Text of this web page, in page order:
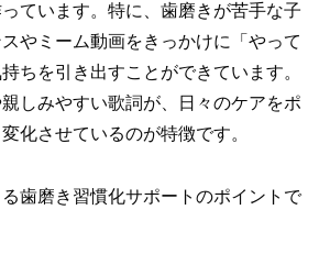
ています。特に、歯磨きが苦手な子
やミーム動画をきっかけに「やって
ちを引き出すことができています。
しみやすい歌詞が、日々のケアをポ
化させているのが特徴です。
歯磨き習慣化サポートのポイントで